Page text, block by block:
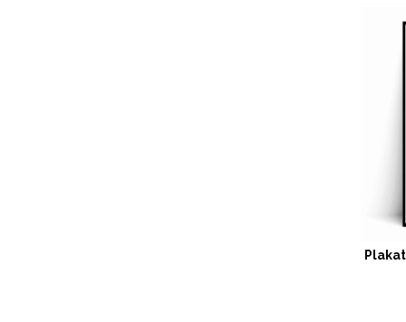
Plakat